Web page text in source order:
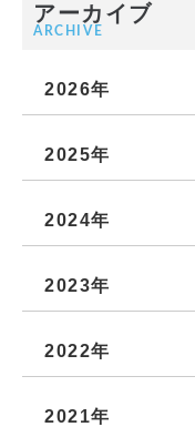
アーカイブ
ARCHIVE
2026年
2025年
2024年
2023年
2022年
2021年